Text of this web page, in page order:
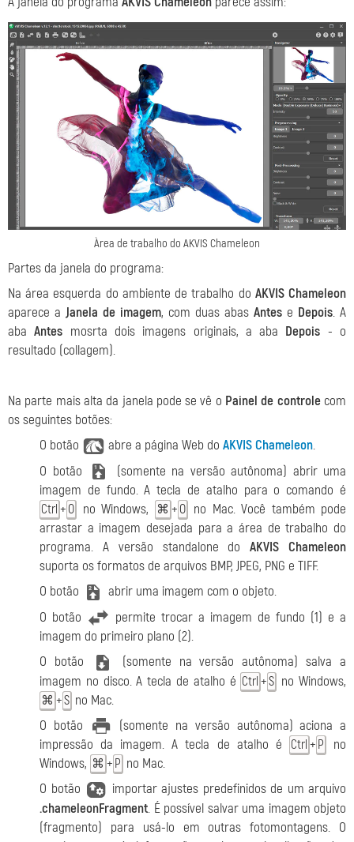
Àrea de trabalho do AKVIS Сhameleon
Partes da janela do programa:
Na área esquerda do ambiente de trabalho do AKVIS Сhameleon
aparece a Janela de imagem, com duas abas Antes e Depois. A
abaAntes mosrta dois imagens originais, a aba Depois - o
resultado (collagem).
Na parte mais alta da janela pode se vê o Painel de controlecom
os seguintes botões:
O botão
abre a página Web do AKVIS Chameleon.
O botão
(somente na versão autônoma) abrir uma
imagem de fundo. A tecla de atalho para o comando é
Ctrl + O no Windows, ⌘ + O no Mac. Você também pode
arrastar a imagem desejada para a área de trabalho do
programa. A versão standalone doAKVIS Chameleon
suporta os formatos de arquivos BMP, JPEG, PNG e TIFF.
O botão
abrir uma imagem com o objeto.
O botão
permite trocar a imagem de fundo (1) e a
imagem do primeiro plano (2).
O botão
(somente na versão autônoma) salva a
imagem no disco. A tecla de atalho é Ctrl +S no Windows,
⌘ +S no Mac.
O botão
(somente na versão autônoma) aciona a
impressão da imagem. A tecla de atalho é
Ctrl + P
no
Windows, ⌘ + P no Mac.
O botão
importar ajustes predefinidos de um arquivo
.chameleonFragment. É possível salvar uma imagem objeto
(fragmento) para usá-lo em outras fotomontagens. O